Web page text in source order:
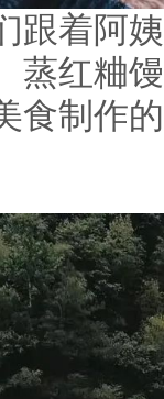
着阿姨
蒸红粬
食制作